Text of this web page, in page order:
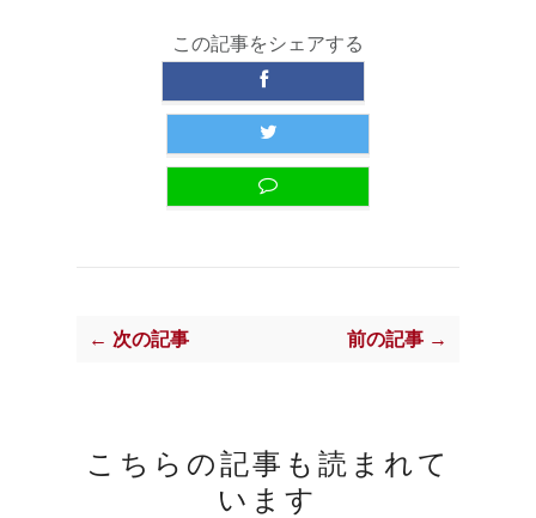
この記事をシェアする
← 次の記事 前の記事 →
こちらの記事も読まれて
います